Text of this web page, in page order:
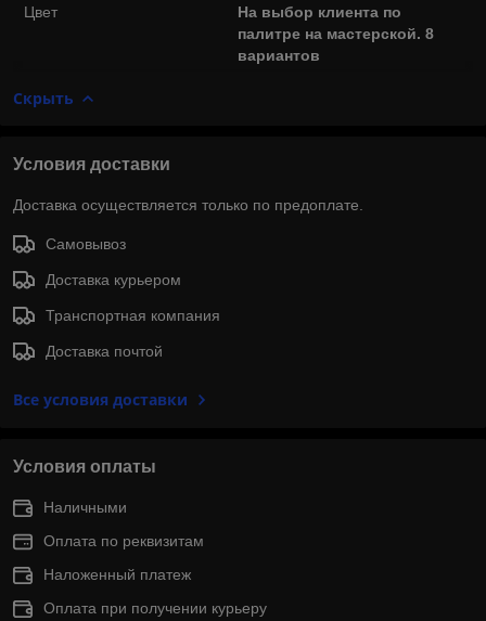
Цвет
На выбор клиента по
палитре на мастерской. 8
вариантов
Скрыть
Условия доставки
Доставка осуществляется только по предоплате.
Самовывоз
Доставка курьером
Транспортная компания
Доставка почтой
Все условия доставки
Условия оплаты
Наличными
Оплата по реквизитам
Наложенный платеж
Оплата при получении курьеру